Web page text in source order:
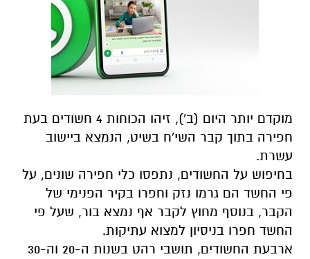
מוקדם יותר היום (ב'), זיהו הכוחות 4 חשודים בעת
חפירה בתוך קבר השי'ח בשיט, הנמצא ביישוב
עשרת.
בחיפוש על החשודים, נתפסו כלי חפירה שונים, על
פי החשד הם גרמו נזק וחפרו בקיר הפנימי של
הקבר, בנוסף מחוץ לקבר אף נמצא בור, שעל פי
החשד חפרו בניסיון למצוא עתיקות.
ארבעת החשודים, תושבי רהט בשנות ה-20 וה-30